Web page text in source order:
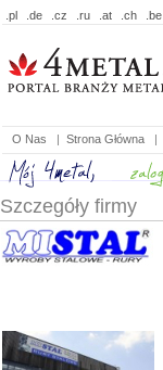
.pl .de .cz .ru .at .ch .be
O Nas | Strona Główna |
Szczegóły firmy